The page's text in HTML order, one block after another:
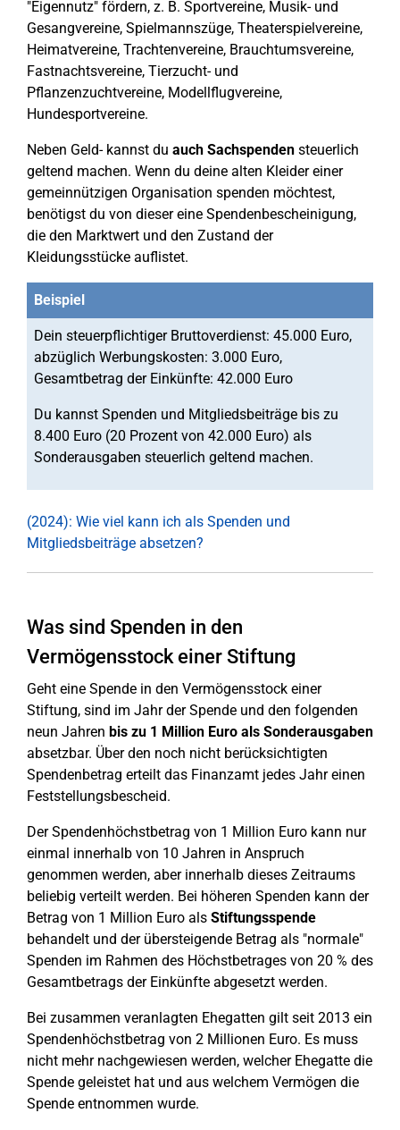
"Eigennutz" fördern, z. B. Sportvereine, Musik- und
Gesangvereine, Spielmannszüge, Theaterspielvereine,
Heimatvereine, Trachtenvereine, Brauchtumsvereine,
Fastnachtsvereine, Tierzucht- und
Pflanzenzuchtvereine, Modellflugvereine,
Hundesportvereine.
Neben Geld- kannst du auch Sachspenden steuerlich
geltend machen. Wenn du deine alten Kleider einer
gemeinnützigen Organisation spenden möchtest,
benötigst du von dieser eine Spendenbescheinigung,
die den Marktwert und den Zustand der
Kleidungsstücke auflistet.
Beispiel
Dein steuerpflichtiger Bruttoverdienst: 45.000 Euro,
abzüglich Werbungskosten: 3.000 Euro,
Gesamtbetrag der Einkünfte: 42.000 Euro
Du kannst Spenden und Mitgliedsbeiträge bis zu
8.400 Euro (20 Prozent von 42.000 Euro) als
Sonderausgaben steuerlich geltend machen.
(2024): Wie viel kann ich als Spenden und
Mitgliedsbeiträge absetzen?
Was sind Spenden in den
Vermögensstock einer Stiftung
Geht eine Spende in den Vermögensstock einer
Stiftung, sind im Jahr der Spende und den folgenden
neun Jahren bis zu 1 Million Euro als Sonderausgaben
absetzbar. Über den noch nicht berücksichtigten
Spendenbetrag erteilt das Finanzamt jedes Jahr einen
Feststellungsbescheid.
Der Spendenhöchstbetrag von 1 Million Euro kann nur
einmal innerhalb von 10 Jahren in Anspruch
genommen werden, aber innerhalb dieses Zeitraums
beliebig verteilt werden. Bei höheren Spenden kann der
Betrag von 1 Million Euro als Stiftungsspende
behandelt und der übersteigende Betrag als "normale"
Spenden im Rahmen des Höchstbetrages von 20 % des
Gesamtbetrags der Einkünfte abgesetzt werden.
Bei zusammen veranlagten Ehegatten gilt seit 2013 ein
Spendenhöchstbetrag von 2 Millionen Euro. Es muss
nicht mehr nachgewiesen werden, welcher Ehegatte die
Spende geleistet hat und aus welchem Vermögen die
Spende entnommen wurde.